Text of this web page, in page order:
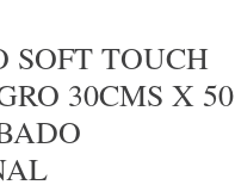
TOUCH
30CMS X 50